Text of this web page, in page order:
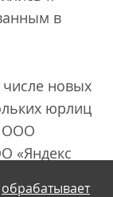
в
числе новых
юрлиц
ООО
«Яндекс
обрабатывает